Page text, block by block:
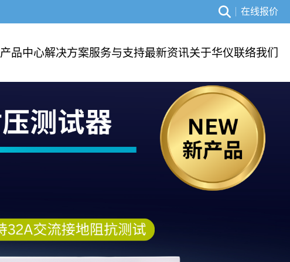
在线报价
产品中心解决方案服务与支持最新资讯关于华仪联络我们